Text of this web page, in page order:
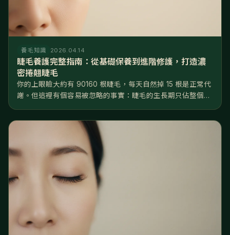
養毛知識 2026.04.14
睫毛養護完整指南：從基礎保養到進階修護，打造濃
密捲翹睫毛
你的上眼瞼大約有 90160 根睫毛，每天自然掉 15 根是正常代
謝。但這裡有個容易被忽略的事實：睫毛的生長期只佔整個週